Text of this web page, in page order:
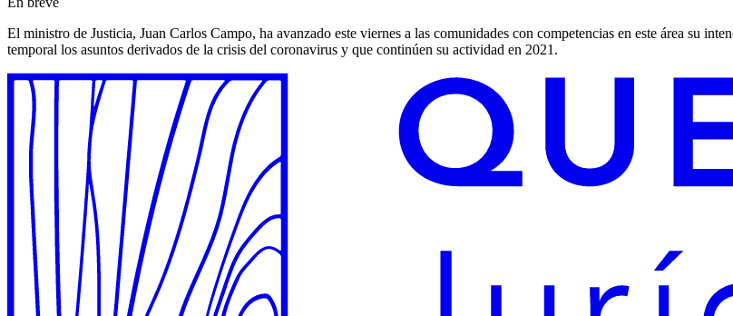
El ministro de Justicia, Juan Carlos Campo, ha avanzado este viernes a las comunidades con competencias en este área su
temporal los asuntos derivados de la crisis del coronavirus y que continúen su actividad en 2021.